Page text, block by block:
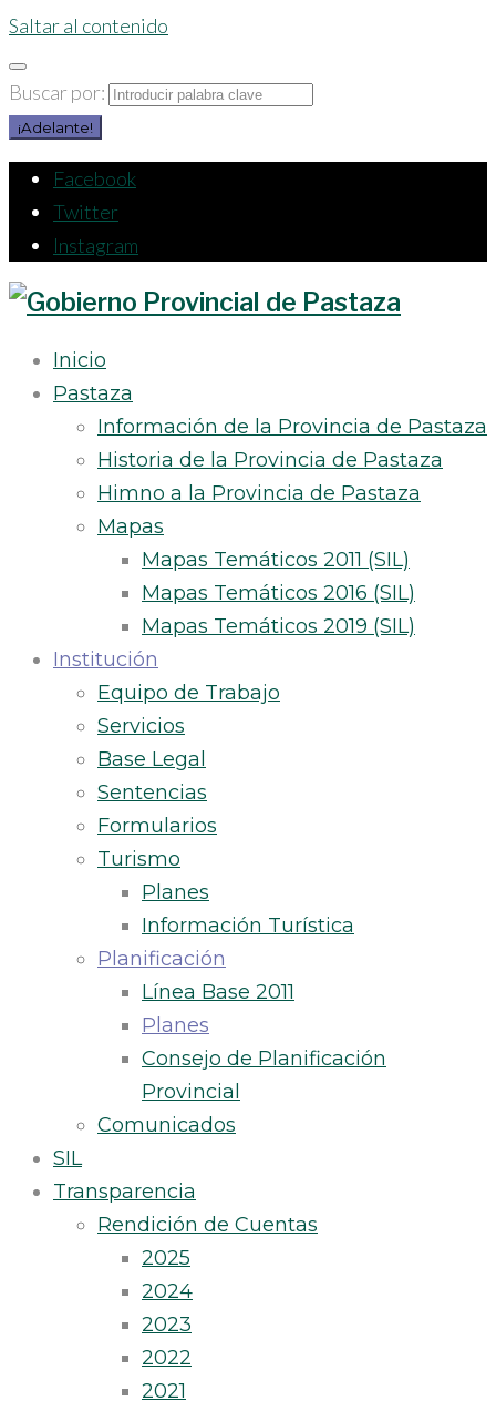
Saltar al contenido
Buscar por:
¡Adelante!
Facebook
Twitter
Instagram
Inicio
Pastaza
Información de la Provincia de Pastaza
Historia de la Provincia de Pastaza
Himno a la Provincia de Pastaza
Mapas
Mapas Temáticos 2011 (SIL)
Mapas Temáticos 2016 (SIL)
Mapas Temáticos 2019 (SIL)
Institución
Equipo de Trabajo
Servicios
Base Legal
Sentencias
Formularios
Turismo
Planes
Información Turística
Planificación
Línea Base 2011
Planes
Consejo de Planificación
Provincial
Comunicados
SIL
Transparencia
Rendición de Cuentas
2025
2024
2023
2022
2021